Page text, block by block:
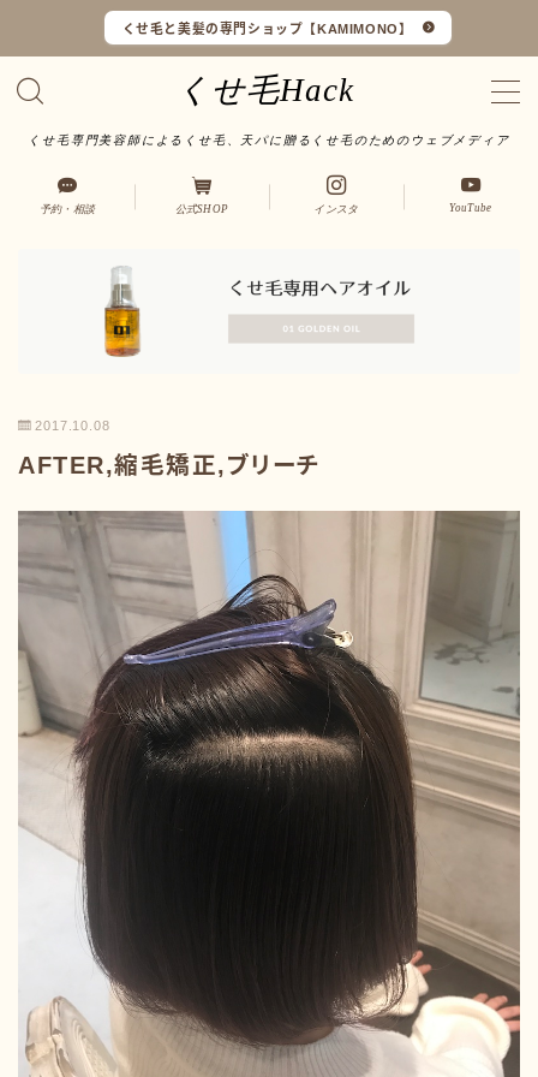
くせ毛と美髪の専門ショップ【KAMIMONO】
くせ毛Hack
くせ毛専門美容師によるくせ毛、天パに贈るくせ毛のためのウェブメディア
口コミ一覧
オンラインショップ
サイトマップ
予約・相談 公式SHOP インスタ YouTube
2017.10.08
AFTER,縮毛矯正,ブリーチ